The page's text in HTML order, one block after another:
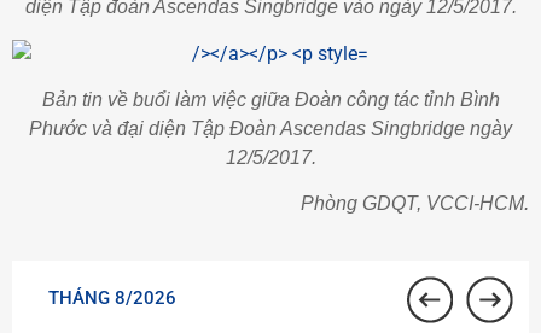
diện Tập đoàn Ascendas Singbridge vào ngày 12/5/2017.
Bản tin về buổi làm việc giữa Đoàn công tác tỉnh Bình
Phước và đại diện Tập Đoàn Ascendas Singbridge ngày
12/5/2017.
Phòng GDQT, VCCI-HCM.
THÁNG 8/2026